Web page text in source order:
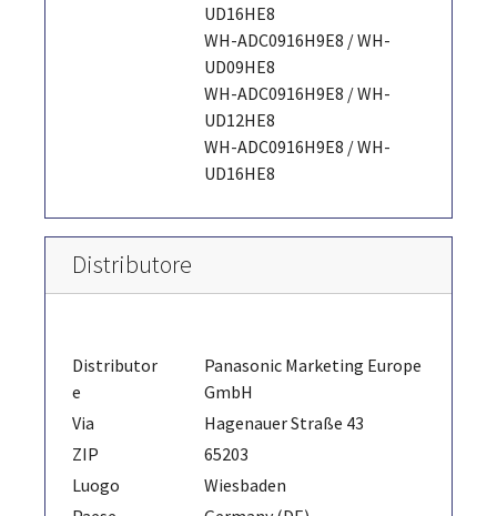
UD16HE8
WH-ADC0916H9E8 / WH-
UD09HE8
WH-ADC0916H9E8 / WH-
UD12HE8
WH-ADC0916H9E8 / WH-
UD16HE8
Distributore
Distributor
e
Panasonic Marketing Europe
GmbH
Via
Hagenauer Straße 43
ZIP
65203
Luogo
Wiesbaden